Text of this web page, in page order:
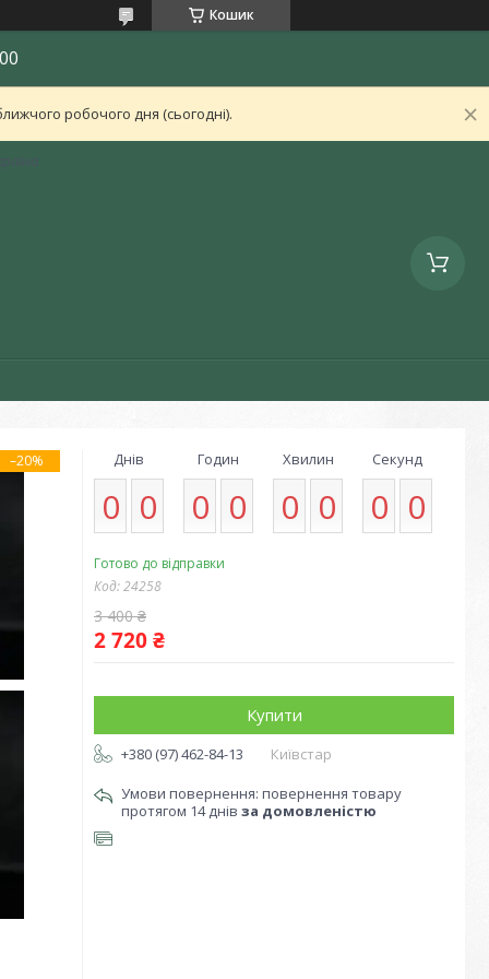
Кошик
робочого дня (сьогодні).
–20% Днів
0 0
Годин
0 0
Хвилин
0 0
Секунд
0 0
Готово до відправки
Код:24258
3 400 ₴
2 720 ₴
Купити
+380 (97) 462-84-13
Київстар
повернення товару
протягом 14 днів за домовленістю